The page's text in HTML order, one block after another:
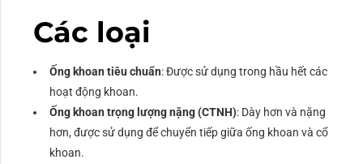
Các loại
Ống khoan tiêu chuẩn: Được sử dụng trong hầu hết các
hoạt động khoan.
Ống khoan trọng lượng nặng (CTNH): Dày hơn và nặng
hơn, được sử dụng để chuyển tiếp giữa ống khoan và cổ
khoan.